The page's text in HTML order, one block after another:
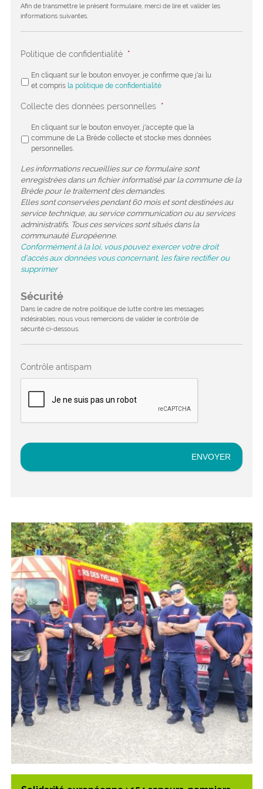
Afin de transmettre le présent formulaire, merci de lire et valider les
informations suivantes.
Politique de confidentialité *
En cliquant sur le bouton envoyer, je confirme que j'ai lu
et compris la politique de confidentialité
Collecte des données personnelles *
En cliquant sur le bouton envoyer, j'accepte que la
commune de La Brède collecte et stocke mes données
personnelles.
Les informations recueillies sur ce formulaire sont
enregistrées dans un fichier informatisé par la commune de la
Brède pour le traitement des demandes.
Elles sont conservées pendant 60 mois et sont destinées au
service technique, au service communication ou au services
administratifs. Tous ces services sont situés dans la
communauté Européenne.
Conformément à la loi, vous pouvez exercer votre droit
d'accès aux données vous concernant, les faire rectifier ou
supprimer
Sécurité
Dans le cadre de notre politique de lutte contre les messages
indésirables, nous vous remercions de valider le contrôle de
sécurité ci-dessous.
Contrôle antispam